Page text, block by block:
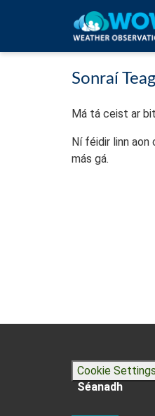
Sonraí
Má tá ceist ar
Ní féidir linn aon
más gá.
Cookie Settings
Séanadh